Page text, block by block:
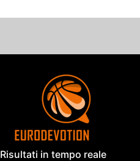
Risultati in tempo reale